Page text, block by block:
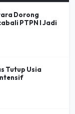
Dorong
PTPN I Jadi
Tutup Usia